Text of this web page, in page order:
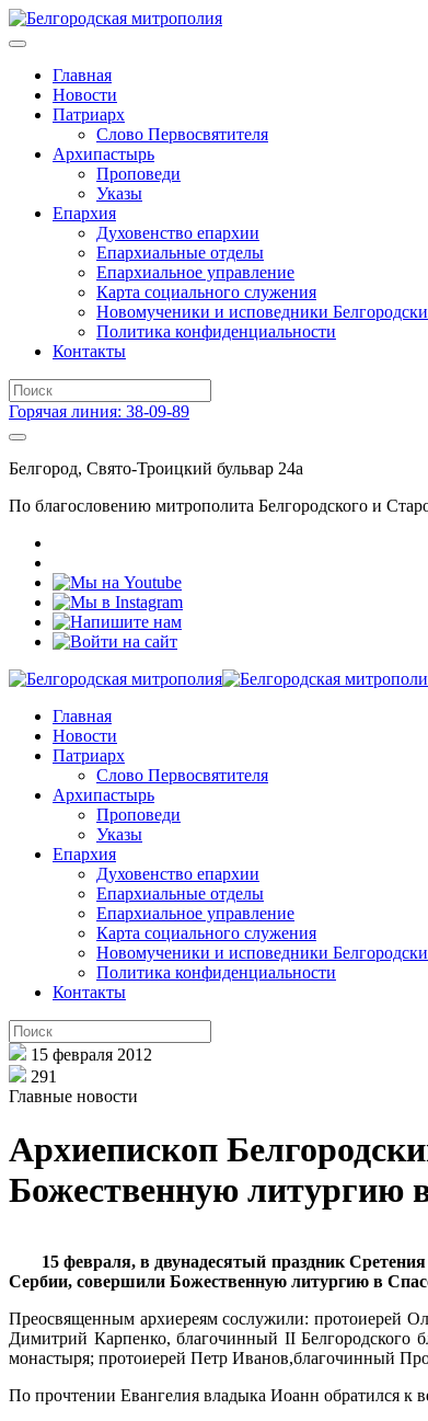
Главная
Новости
Патриарх
Слово Первосвятителя
Архипастырь
Проповеди
Указы
Епархия
Духовенство епархии
Епархиальные отделы
Епархиальное управление
Карта социального служения
Новомученики и исповедники
Политика конфиденциальности
Контакты
Горячая линия: 38-09-89
Белгород, Свято-Троицкий бульвар 24а
По благословению митрополита Белгородского и
Главная
Новости
Патриарх
Слово Первосвятителя
Архипастырь
Проповеди
Указы
Епархия
Духовенство епархии
Епархиальные отделы
Епархиальное управление
Карта социального служения
Новомученики и исповедники
Политика конфиденциальности
Контакты
15 февраля 2012
291
Главные новости
Архиепископ
Божественную литургию
15 февраля, в двунадесятый праздник
Сербии, совершили Божественную литургию в
Преосвященным архиереям сослужили: протоиерей
Димитрий Карпенко, благочинный II Белгородского
монастыря; протоиерей Петр Иванов,благочинный
По прочтении Евангелия владыка Иоанн обратился к